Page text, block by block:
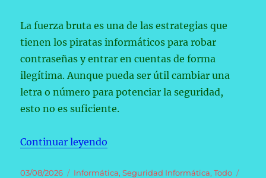
vacaciones
solo
unos
minutos.
Así
La fuerza bruta es una de las estrategias que
tienen los piratas informáticos para robar
contraseñas y entrar en cuentas de forma
ilegítima. Aunque pueda ser útil cambiar una
letra o número para potenciar la seguridad,
esto no es suficiente.
Continuar leyendo
Publicado
03/08/2026 Categorías
Informática,Seguridad Informática,Todo